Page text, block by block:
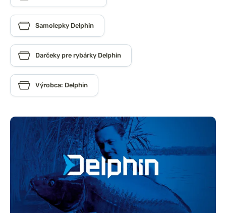
Samolepky Delphin
Darčeky pre rybárky Delphin
Výrobca: Delphin